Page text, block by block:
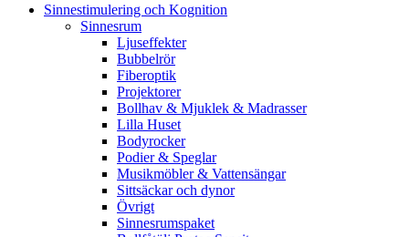
Sinnestimulering och Kognition
Sinnesrum
Ljuseffekter
Bubbelrör
Fiberoptik
Projektorer
Bollhav & Mjuklek & Madrasser
Lilla Huset
Bodyrocker
Podier & Speglar
Musikmöbler & Vattensängar
Sittsäckar och dynor
Övrigt
Sinnesrumspaket